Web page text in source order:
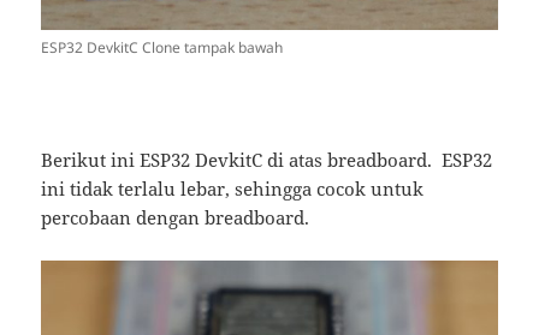
ESP32 DevkitC Clone tampak bawah
Berikut ini ESP32 DevkitC di atas breadboard. ESP32
ini tidak terlalu lebar, sehingga cocok untuk
percobaan dengan breadboard.